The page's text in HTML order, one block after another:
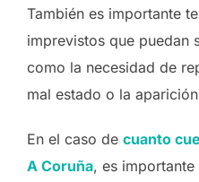
También es importante
imprevistos que puedan
como la necesidad de
mal estado o la
En el caso de cuanto
A Coruña, es